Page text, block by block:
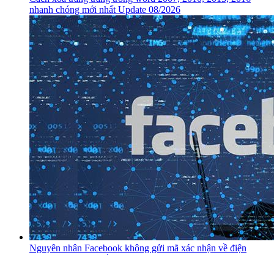
nhanh chóng mới nhất Update 08/2026
Nguyên nhân Facebook không gửi mã xác nhận về điện